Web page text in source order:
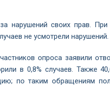
нарушений своих прав.
не усмотрели нарушений.
опроса заявили
в 0,8% случаев. Также
по таким обращениям